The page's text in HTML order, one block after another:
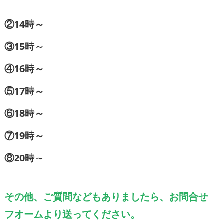
②14時～
③15時～
④16時～
⑤17時～
⑥18時～
⑦19時～
⑧20時～
その他、ご質問などもありましたら、お問合せ
フオームより送ってください。